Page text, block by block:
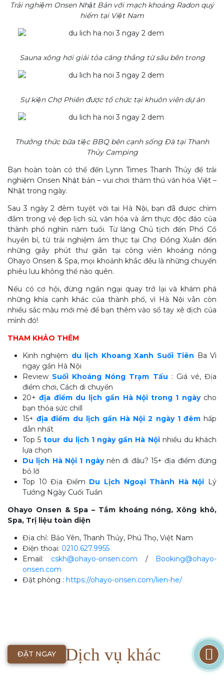
Trải nghiệm Onsen Nhật Bản với mạch khoáng Radon quý
hiếm tại Việt Nam
Sauna xông hơi giải tỏa căng thẳng từ sâu bên trong
Sự kiện Chợ Phiên được tổ chức tại khuôn viên dự án
Thưởng thức bữa tiệc BBQ bên cạnh sống Đà tại Thanh
Thủy Camping
Bạn hoàn toàn có thể đến Lynn Times Thanh Thủy để trải
nghiệm Onsen Nhật bản – vui chơi thăm thú văn hóa Việt –
Nhật trong ngày.
Sau 3 ngày 2 đêm tuyệt vời tại Hà Nội, bạn đã được chìm
đắm trong vẻ đẹp lịch sử, văn hóa và ẩm thực độc đáo của
thành phố nghìn năm tuổi. Từ lăng Chủ tịch đến Phố Cổ
huyền bí, từ trải nghiệm ẩm thực tại Chợ Đồng Xuân đến
những giây phút thư giãn tại công viên khoáng nóng
Ohayo Onsen & Spa, mọi khoảnh khắc đều là những chuyến
phiêu lưu không thể nào quên.
Nếu có cơ hội, đừng ngần ngại quay trở lại và khám phá
những khía cạnh khác của thành phố, vì Hà Nội vẫn còn
nhiều sắc màu mới mẻ để bạn thêm vào sổ tay xê dịch của
mình đó!
THAM KHẢO THÊM
Kinh nghiệm du lịch Khoang Xanh Suối Tiên Ba Vì
ngay gần Hà Nội
Review Suối Khoáng Nóng Trạm Tấu : Giá vé, Địa
điểm chơi, Cách di chuyển
20+địa điểm du lịch gần Hà Nội trong 1 ngàycho
bạn thỏa sức chill
15+địa điểm du lịch gần Hà Nội 2 ngày 1 đêmhấp
dẫn nhất
Top 5tour du lịch 1 ngày gần Hà Nộinhiều du khách
lựa chọn
Du lịch Hà Nội 1 ngàynên đi đâu? 15+ địa điểm đừng
bỏ lỡ
Top 10 Địa Điểm Du Lịch Ngoại Thành Hà Nội Lý
Tưởng Ngày Cuối Tuần
Ohayo Onsen & Spa – Tắm khoáng nóng, Xông khô,
Spa, Trị liệu toàn diện
Địa chỉ: Bảo Yên, Thanh Thủy, Phú Thọ, Việt Nam
Điện thoại: 0210.627.9955
Email: cskh@ohayo-onsen.com / Booking@ohayo-
onsen.com
Đặt phòng : https://ohayo-onsen.com/lien-he/
Dịch vụ khác
ĐẶT NGAY